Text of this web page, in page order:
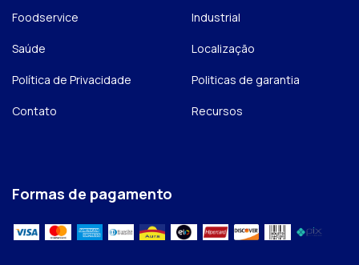
Foodservice Industrial
Saúde Localização
Política de Privacidade Politicas de garantia
Contato Recursos
Formas de pagamento